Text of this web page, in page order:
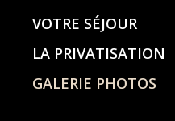
VOTRE SÉJOUR
LA PRIVATISATION
GALERIE PHOTOS